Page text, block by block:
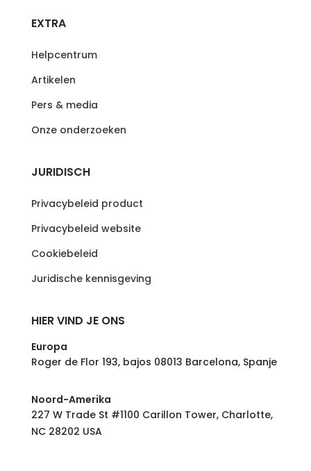
EXTRA
Helpcentrum
Artikelen
Pers & media
Onze onderzoeken
JURIDISCH
Privacybeleid product
Privacybeleid website
Cookiebeleid
Juridische kennisgeving
HIER VIND JE ONS
Europa
Roger de Flor 193, bajos 08013 Barcelona, Spanje
Noord-Amerika
227 W Trade St #1100 Carillon Tower, Charlotte,
NC 28202 USA